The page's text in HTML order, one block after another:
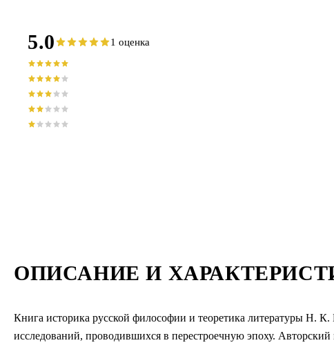
ОПИСАНИЕ И
Книга историка русской философии и теоретика литературы Н.
исследований, проводившихся в перестроечную эпоху.
5.0 1 оценка